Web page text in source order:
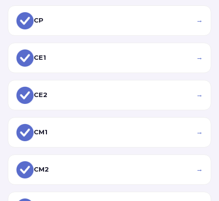
CP →
CE1 →
CE2 →
CM1 →
CM2 →